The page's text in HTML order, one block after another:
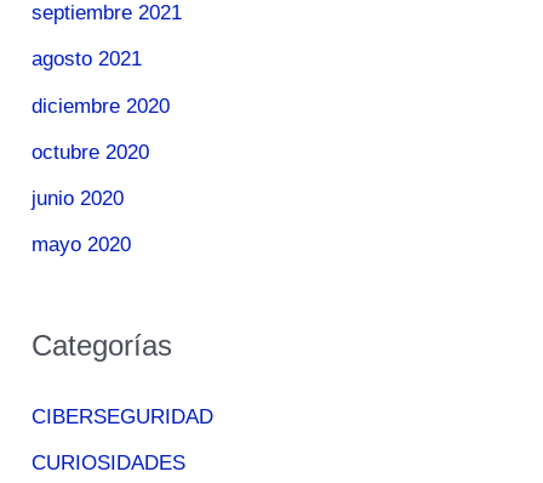
septiembre 2021
agosto 2021
diciembre 2020
octubre 2020
junio 2020
mayo 2020
Categorías
CIBERSEGURIDAD
CURIOSIDADES